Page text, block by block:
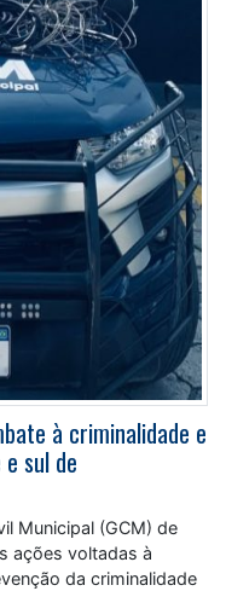
à criminalidade e
sul de
Municipal (GCM) de
ações voltadas à
da criminalidade